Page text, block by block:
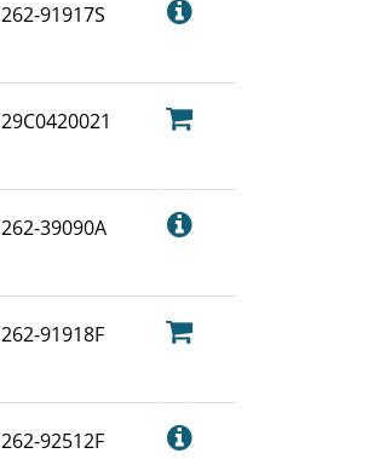
262-91917S
29C0420021
262-39090A
262-91918F
262-92512F